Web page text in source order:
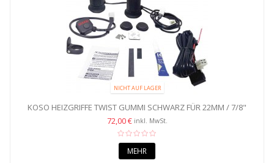
NICHT AUF LAGER
KOSO HEIZGRIFFE TWIST GUMMI SCHWARZ FÜR 22MM / 7/8"
LENKER
72,00 € inkl. MwSt.
MEHR